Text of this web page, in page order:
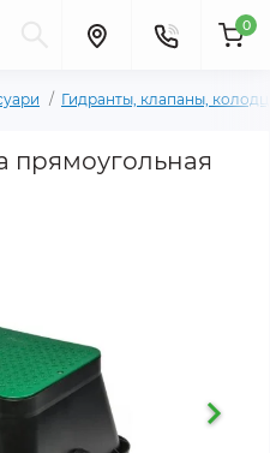
0
Гидранты, клапаны,
прямоугольная